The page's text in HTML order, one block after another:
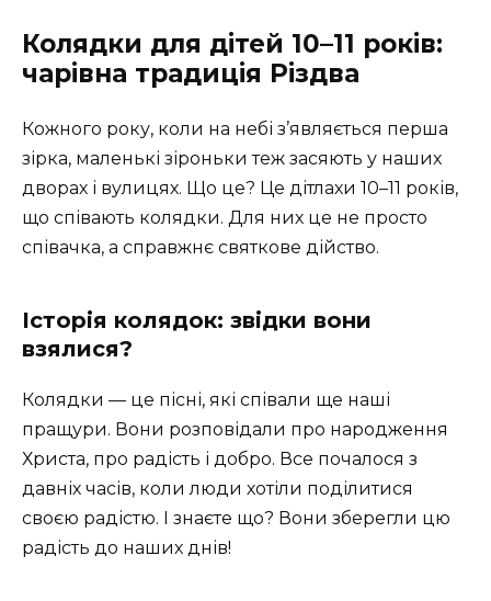
Колядки для дітей 10–11 років:
чарівна традиція Різдва
Кожного року, коли на небі з’являється перша
зірка, маленькі зіроньки теж засяють у наших
дворах і вулицях. Що це? Це дітлахи 10–11 років,
що співають колядки. Для них це не просто
співачка, а справжнє святкове дійство.
Історія колядок: звідки вони
взялися?
Колядки — це пісні, які співали ще наші
пращури. Вони розповідали про народження
Христа, про радість і добро. Все почалося з
давніх часів, коли люди хотіли поділитися
своєю радістю. І знаєте що? Вони зберегли цю
радість до наших днів!